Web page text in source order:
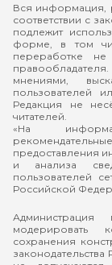
Вся информация,
соответствии с
подлежит
форме, в том
переработке
мнениями,
пользователей
Редакция не
читателей.
«На
предоставления
и анализа
пользователей
Российской
модерировать
сохранения